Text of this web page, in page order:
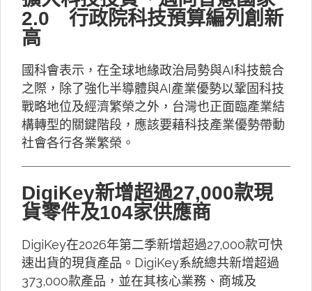
2.0 行政院科技預算編列創新
高
國科會表示，在全球地緣政治局勢與AI科技競合
之際，除了強化半導體與AI產業優勢以鞏固科技
戰略地位及經濟繁榮之外，台灣也正面臨產業結
構轉型的關鍵階段，應該要藉科技產業優勢帶動
社會各行各業繁榮。
DigiKey新增超過27,000款現
貨零件及104家供應商
DigiKey在2026年第二季新增超過27,000款可快
速出貨的現貨產品。DigiKey系統總共新增超過
373,000款產品，並在其核心業務、商城及